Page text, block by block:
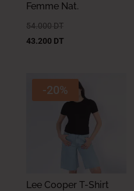
Femme Nat.
54.000 DT
43.200 DT
-20%
Lee Cooper T-Shirt